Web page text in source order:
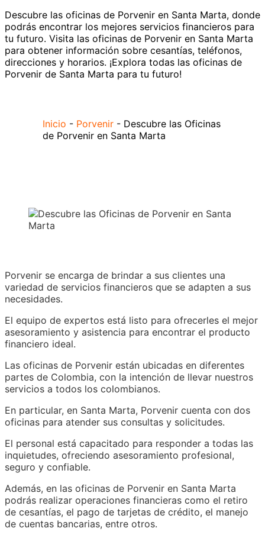
Descubre las oficinas de Porvenir en Santa Marta, donde
podrás encontrar los mejores servicios financieros para
tu futuro. Visita las oficinas de Porvenir en Santa Marta
para obtener información sobre cesantías, teléfonos,
direcciones y horarios. ¡Explora todas las oficinas de
Porvenir de Santa Marta para tu futuro!
Inicio - Porvenir - Descubre las Oficinas
de Porvenir en Santa Marta
Porvenir se encarga de brindar a sus clientes una
variedad de servicios financieros que se adapten a sus
necesidades.
El equipo de expertos está listo para ofrecerles el mejor
asesoramiento y asistencia para encontrar el producto
financiero ideal.
Las oficinas de Porvenir están ubicadas en diferentes
partes de Colombia, con la intención de llevar nuestros
servicios a todos los colombianos.
En particular, en Santa Marta, Porvenir cuenta con dos
oficinas para atender sus consultas y solicitudes.
El personal está capacitado para responder a todas las
inquietudes, ofreciendo asesoramiento profesional,
seguro y confiable.
Además, en las oficinas de Porvenir en Santa Marta
podrás realizar operaciones financieras como el retiro
de cesantías, el pago de tarjetas de crédito, el manejo
de cuentas bancarias, entre otros.